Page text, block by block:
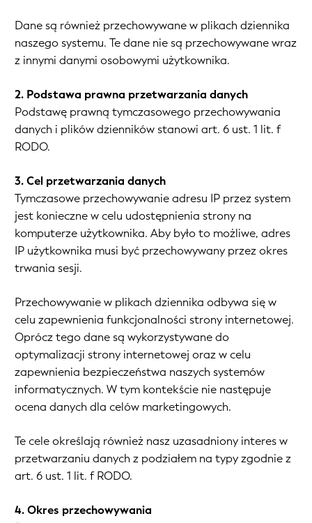
Dane są również przechowywane w plikach dziennika
naszego systemu. Te dane nie są przechowywane wraz
z innymi danymi osobowymi użytkownika.
2. Podstawa prawna przetwarzania danych
Podstawę prawną tymczasowego przechowywania
danych i plików dzienników stanowi art. 6 ust. 1 lit. f
RODO.
3. Cel przetwarzania danych
Tymczasowe przechowywanie adresu IP przez system
jest konieczne w celu udostępnienia strony na
komputerze użytkownika. Aby było to możliwe, adres
IP użytkownika musi być przechowywany przez okres
trwania sesji.
Przechowywanie w plikach dziennika odbywa się w
celu zapewnienia funkcjonalności strony internetowej.
Oprócz tego dane są wykorzystywane do
optymalizacji strony internetowej oraz w celu
zapewnienia bezpieczeństwa naszych systemów
informatycznych. W tym kontekście nie następuje
ocena danych dla celów marketingowych.
Te cele określają również nasz uzasadniony interes w
przetwarzaniu danych z podziałem na typy zgodnie z
art. 6 ust. 1 lit. f RODO.
4. Okres przechowywania